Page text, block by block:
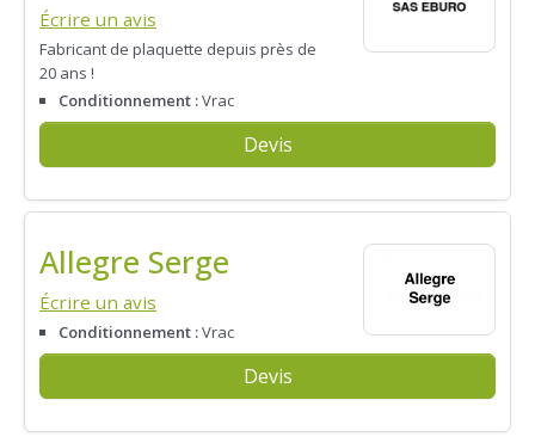
Écrire un avis
Fabricant de plaquette depuis près de
20 ans !
Conditionnement :Vrac
Devis
Allegre Serge
Écrire un avis
Conditionnement :Vrac
Devis